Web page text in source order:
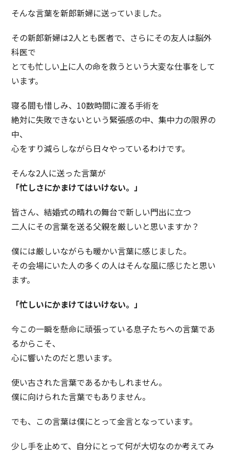
そんな言葉を新郎新婦に送っていました。
その新郎新婦は2人とも医者で、さらにその友人は脳外
科医で
とても忙しい上に人の命を救うという大変な仕事をして
います。
寝る間も惜しみ、10数時間に渡る手術を
絶対に失敗できないという緊張感の中、集中力の限界の
中、
心をすり減らしながら日々やっているわけです。
そんな2人に送った言葉が
「忙しさにかまけてはいけない。」
皆さん、結婚式の晴れの舞台で新しい門出に立つ
二人にその言葉を送る父親を厳しいと思いますか？
僕には厳しいながらも暖かい言葉に感じました。
その会場にいた人の多くの人はそんな風に感じたと思い
ます。
「忙しいにかまけてはいけない。」
今この一瞬を懸命に頑張っている息子たちへの言葉であ
るからこそ、
心に響いたのだと思います。
使い古された言葉であるかもしれません。
僕に向けられた言葉でもありません。
でも、この言葉は僕にとって金言となっています。
少し手を止めて、自分にとって何が大切なのか考えてみ